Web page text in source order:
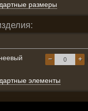
размеры
+
−
элементы